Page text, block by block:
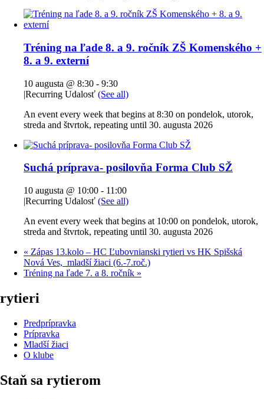
Tréning na ľade 8. a 9. ročník ZŠ Komenského +
8. a 9. externí
10 augusta @ 8:30 - 9:30
|Recurring Udalosť (See all)
An event every week that begins at 8:30 on pondelok, utorok,
streda and štvrtok, repeating until 30. augusta 2026
Suchá príprava- posilovňa Forma Club SŽ
10 augusta @ 10:00 - 11:00
|Recurring Udalosť (See all)
An event every week that begins at 10:00 on pondelok, utorok,
streda and štvrtok, repeating until 30. augusta 2026
« Zápas 13.kolo – HC Ľubovnianski rytieri vs HK Spišská
Nová Ves, mladší žiaci (6.-7.roč.)
Tréning na ľade 7. a 8. ročník »
rytieri
Predprípravka
Prípravka
Mladší žiaci
O klube
Staň sa rytierom